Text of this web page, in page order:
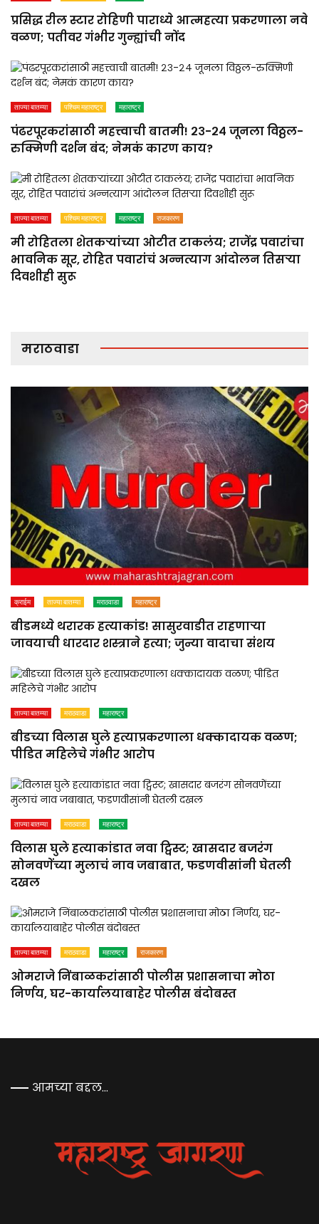
प्रसिद्ध रील स्टार रोहिणी पाराध्ये आत्महत्या प्रकरणाला नवे
वळण; पतीवर गंभीर गुन्ह्यांची नोंद
ताज्या बातम्या पश्चिम महाराष्ट्र महाराष्ट्र
पंढरपूरकरांसाठी महत्त्वाची बातमी! २३-२४ जूनला विठ्ठल-
रुक्मिणी दर्शन बंद; नेमकं कारण काय?
ताज्या बातम्या पश्चिम महाराष्ट्र महाराष्ट्र राजकारण
मी रोहितला शेतकऱ्यांच्या ओटीत टाकलंय; राजेंद्र पवारांचा
भावनिक सूर, रोहित पवारांचं अन्नत्याग आंदोलन तिसऱ्या
दिवशीही सुरू
मराठवाडा
क्राईम ताज्या बातम्या मराठवाडा महाराष्ट्र
बीडमध्ये थरारक हत्याकांड! सासुरवाडीत राहणाऱ्या
जावयाची धारदार शस्त्राने हत्या; जुन्या वादाचा संशय
ताज्या बातम्या मराठवाडा महाराष्ट्र
बीडच्या विलास घुले हत्याप्रकरणाला धक्कादायक वळण;
पीडित महिलेचे गंभीर आरोप
ताज्या बातम्या मराठवाडा महाराष्ट्र
विलास घुले हत्याकांडात नवा ट्विस्ट; खासदार बजरंग
सोनवणेंच्या मुलाचं नाव जबाबात, फडणवीसांनी घेतली
दखल
ताज्या बातम्या मराठवाडा महाराष्ट्र राजकारण
ओमराजे निंबाळकरांसाठी पोलीस प्रशासनाचा मोठा
निर्णय, घर-कार्यालयाबाहेर पोलीस बंदोबस्त
आमच्या बद्दल…